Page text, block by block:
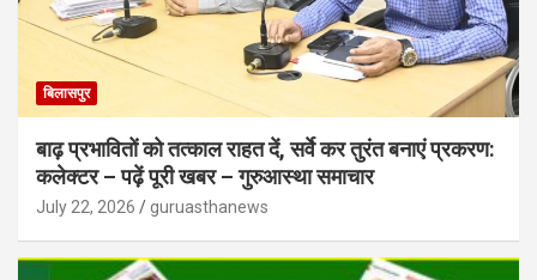
बिलासपुर
बाढ़ प्रभावितों को तत्काल राहत दें, सर्वे कर तुरंत बनाएं प्रकरण:
कलेक्टर – पढ़ें पूरी खबर – गुरुआस्था समाचार
July 22, 2026 guruasthanews